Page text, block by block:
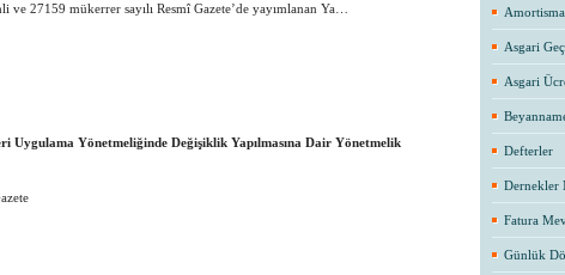
ve 27159 mükerrer sayılı Resmî Gazete’de yayımlanan Ya…
Uygulama Yönetmeliğinde Değişiklik Yapılmasına Dair Yönetmelik
Asgari
Asgari
Defterler
Dernekler
Fatura
Günlük